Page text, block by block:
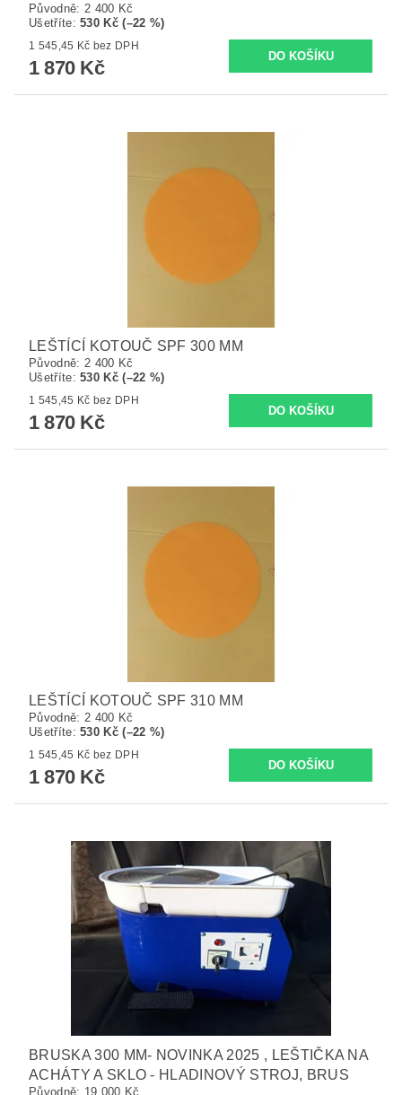
Původně: 2 400 Kč
Ušetříte:530 Kč (–22 %)
1 545,45 Kč bez DPH
1 870 Kč
LEŠTÍCÍ KOTOUČ SPF 300 MM
Původně: 2 400 Kč
Ušetříte:530 Kč (–22 %)
1 545,45 Kč bez DPH
1 870 Kč
LEŠTÍCÍ KOTOUČ SPF 310 MM
Původně: 2 400 Kč
Ušetříte:530 Kč (–22 %)
1 545,45 Kč bez DPH
1 870 Kč
BRUSKA 300 MM- NOVINKA 2025 , LEŠTIČKA NA
ACHÁTY A SKLO - HLADINOVÝ STROJ, BRUS
Původně: 19 000 Kč